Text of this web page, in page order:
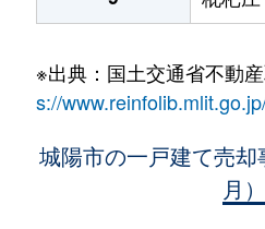
※出典：国土交通省不動
s://
城陽市の一戸建て売
月）